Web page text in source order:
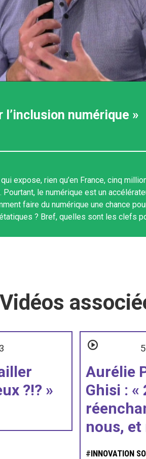
l’inclusion numérique »
expose, rien qu’en France, cinq
le numérique est un
faire du numérique une chance
? Bref, quelles sont les clefs
Vidéos
?!? »
Aurélie
Ghisi :
nous, et
#INNOVATION